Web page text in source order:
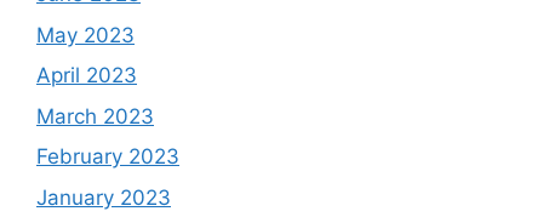
May 2023
April 2023
March 2023
February 2023
January 2023